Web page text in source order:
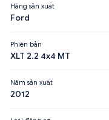
Hãng sản xuất
Ford
Phiên bản
XLT 2.2 4x4 MT
Năm sản xuất
2012